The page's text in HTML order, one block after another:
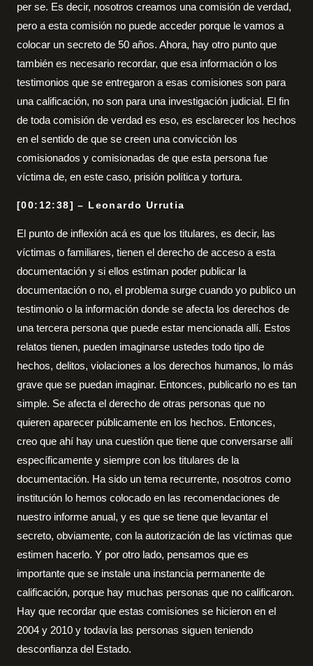
per se. Es decir, nosotros creamos una comisión de verdad,
pero a esta comisión no puede acceder porque le vamos a
colocar un secreto de 50 años. Ahora, hay otro punto que
también es necesario recordar, que esa información o los
testimonios que se entregaron a esas comisiones son para
una calificación, no son para una investigación judicial. El fin
de toda comisión de verdad es eso, es esclarecer los hechos
en el sentido de que se creen una convicción los
comisionados y comisionadas de que esta persona fue
víctima de, en este caso, prisión política y tortura.
[00:12:38] – Leonardo Urrutia
El punto de inflexión acá es que los titulares, es decir, las
víctimas o familiares, tienen el derecho de acceso a esta
documentación y si ellos estiman poder publicar la
documentación o no, el problema surge cuando yo publico un
testimonio o la información donde se afecta los derechos de
una tercera persona que puede estar mencionada allí. Estos
relatos tienen, pueden imaginarse ustedes todo tipo de
hechos, delitos, violaciones a los derechos humanos, lo más
grave que se puedan imaginar. Entonces, publicarlo no es tan
simple. Se afecta el derecho de otras personas que no
quieren aparecer públicamente en los hechos. Entonces,
creo que ahí hay una cuestión que tiene que conversarse allí
específicamente y siempre con los titulares de la
documentación. Ha sido un tema recurrente, nosotros como
institución lo hemos colocado en las recomendaciones de
nuestro informe anual, y es que se tiene que levantar el
secreto, obviamente, con la autorización de las víctimas que
estimen hacerlo. Y por otro lado, pensamos que es
importante que se instale una instancia permanente de
calificación, porque hay muchas personas que no calificaron.
Hay que recordar que estas comisiones se hicieron en el
2004 y 2010 y todavía las personas siguen teniendo
desconfianza del Estado.